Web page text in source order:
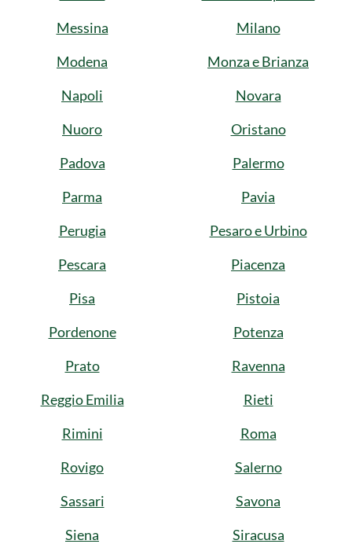
Messina
Milano
Modena
Monza e Brianza
Napoli
Novara
Nuoro
Oristano
Padova
Palermo
Parma
Pavia
Perugia
Pesaro e Urbino
Pescara
Piacenza
Pisa
Pistoia
Pordenone
Potenza
Prato
Ravenna
Reggio Emilia
Rieti
Rimini
Roma
Rovigo
Salerno
Sassari
Savona
Siena
Siracusa